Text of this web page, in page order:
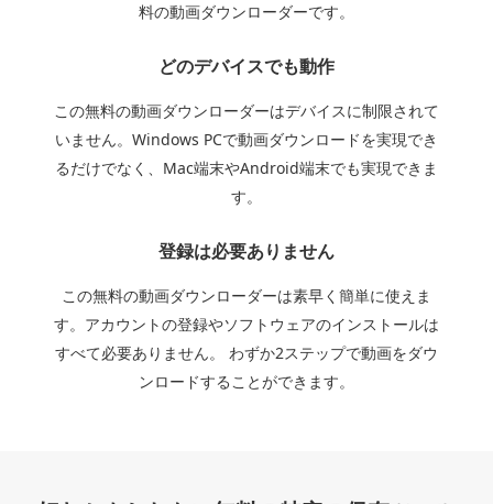
料の動画ダウンローダーです。
どのデバイスでも動作
この無料の動画ダウンローダーはデバイスに制限されて
いません。Windows PCで動画ダウンロードを実現でき
るだけでなく、Mac端末やAndroid端末でも実現できま
す。
登録は必要ありません
この無料の動画ダウンローダーは素早く簡単に使えま
す。アカウントの登録やソフトウェアのインストールは
すべて必要ありません。 わずか2ステップで動画をダウ
ンロードすることができます。